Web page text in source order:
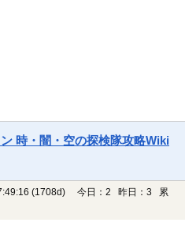
時・闇・空の探検隊攻略Wiki
(1708d)
今日：2 昨日：3 累